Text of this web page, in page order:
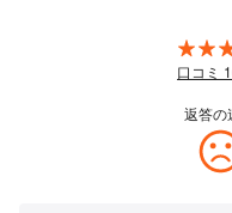
口コミ
返答の